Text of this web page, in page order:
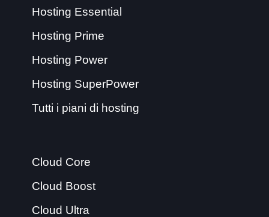
Hosting Essential
Hosting Prime
Hosting Power
Hosting SuperPower
Tutti i piani di hosting
Cloud Core
Cloud Boost
Cloud Ultra